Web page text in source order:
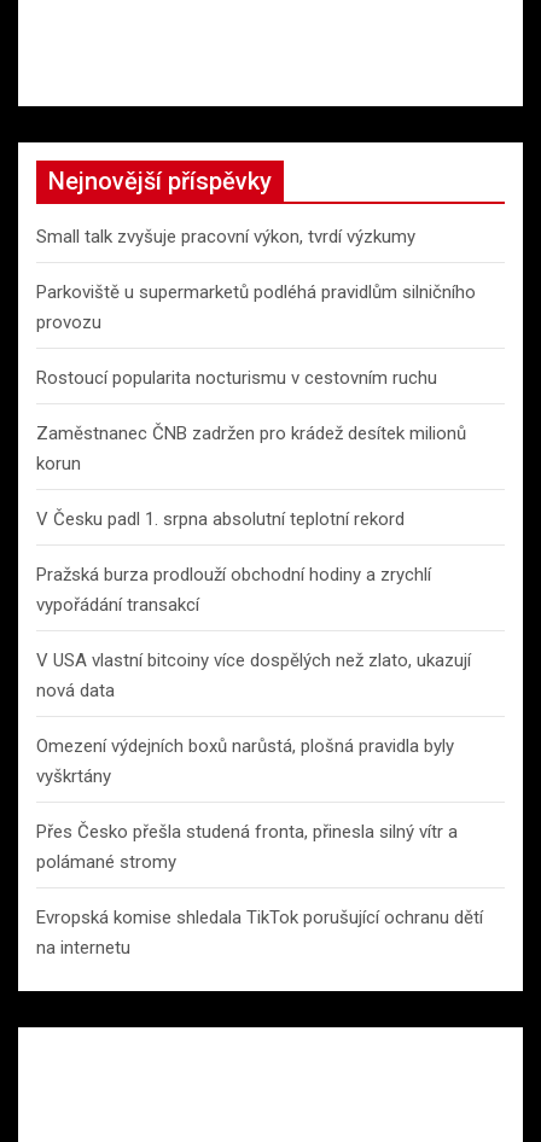
Nejnovější příspěvky
Small talk zvyšuje pracovní výkon, tvrdí výzkumy
Parkoviště u supermarketů podléhá pravidlům silničního
provozu
Rostoucí popularita nocturismu v cestovním ruchu
Zaměstnanec ČNB zadržen pro krádež desítek milionů
korun
V Česku padl 1. srpna absolutní teplotní rekord
Pražská burza prodlouží obchodní hodiny a zrychlí
vypořádání transakcí
V USA vlastní bitcoiny více dospělých než zlato, ukazují
nová data
Omezení výdejních boxů narůstá, plošná pravidla byly
vyškrtány
Přes Česko přešla studená fronta, přinesla silný vítr a
polámané stromy
Evropská komise shledala TikTok porušující ochranu dětí
na internetu